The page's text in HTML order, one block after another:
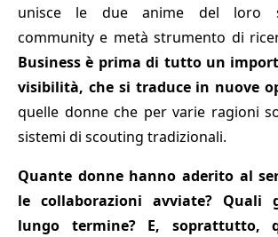
unisce le due anime del loro
community e metà strumento di
Business è prima di tutto un
visibilità, che si traduce in nuove
quelle donne che per varie ragioni
sistemi di scouting tradizionali.
Quante donne hanno aderito al
le collaborazioni avviate?
lungo termine? E, soprattutto,